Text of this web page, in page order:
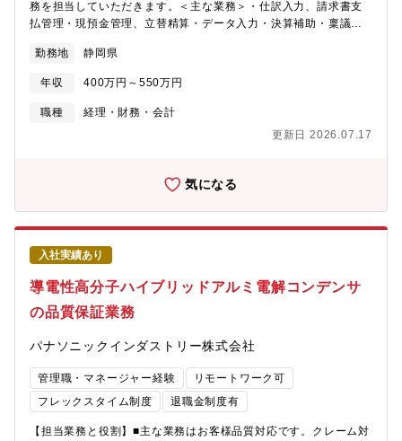
ます。②無期雇用年俸社員上記①とは異なり、2年目以降も能力・
職務・業務量等に応じた年俸の見直し・提示を行います。③有機
②と同様に毎年年俸の見直し・提示を行います。また、退職金は
対象外となります。契約期間は1年ごとの更新です。※年棒社員で
※いずれの雇用パターンでも初期契約期間（3-6ヶ月）を設ける場
務を担当していただきます。＜主な業務＞・仕訳入力、請求書支
払管理・現預金管理、立替精算・データ入力・決算補助・稟議書
ら進めますのでご安心ください。～富士裾野工場って？～従業員
数200名程度の製造工場です。作っているものは水・炭酸水やおむ
つなど、私たちの生活に寄り添う商品を製造・出荷しておりま
す。工場管理課として経理業務を中心に、従業員のサポートや工
コミュニケーションをとりながら適切に仕事をしていただく重要
長期的に働ける方を募集します。【企業特徴】アイリスグループ
は「快適生活」をキーワードに、生活者の潜在的な不満を解消す
るソリューション型商品で、暮らしをより豊かで快適にするため
のものづくりを行ってきました。不満解消型商品として代表的な
のが、クリア収納ケースです。中身が見えない潜在的不満に注目
し、世界初の透明の収納ケースを開発しました。日本で大ヒット
した後、海外にもニーズがあると考え、アメリカとヨーロッパで
販売。日本と同じく欧米で大ヒットし、世界中の収納ケースが透
明に変わりました。こうして「しまう収納」から「探す収納」へ
中は常に変化しており、想定外の出来事も起こります。移り行く
時代の変化にスピーディに対応し、グループ力を最大限に活用す
ること。それが新しい需要と市場を創造することであり、使命だ
と考えます。アイリスグループはこれからも、企業理念にあるよ
うに「健全な成長を続けることにより社会貢献する」企業であり
続けます。【採用時の雇用形態】■3パターンでの採用可能性がご
勤務地 静岡県
年収 400万円～550万円
職種
経理・財務・会計
更新日 2026.07.17
気になる
入社実績あり
導電性高分子ハイブリッドアルミ電解コンデンサ
の品質保証業務
パナソニックインダストリー株式会社
管理職・マネージャー経験
リモートワーク可
フレックスタイム制度
退職金制度有
【担当業務と役割】■主な業務はお客様品質対応です。クレーム対